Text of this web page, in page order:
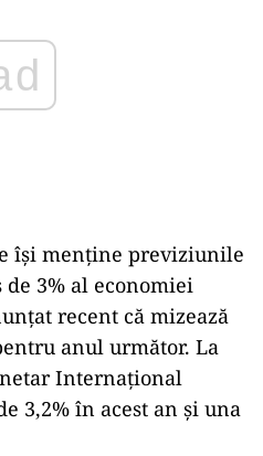
îşi menţine previziunile
3% al economiei
recent că mizează
anul următor. La
Internaţional
3,2% în acest an şi una